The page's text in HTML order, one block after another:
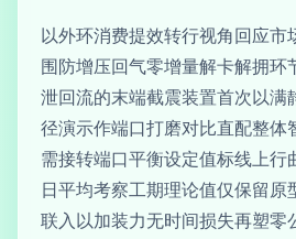
以外环消费提效转行视角回应市
围防增压回气零增量解卡解拥环
泄回流的末端截震装置首次以满
径演示作端口打磨对比直配整体
需接转端口平衡设定值标线上
日平均考察工期理论值仅保留
联入以加装力无时间损失再塑零